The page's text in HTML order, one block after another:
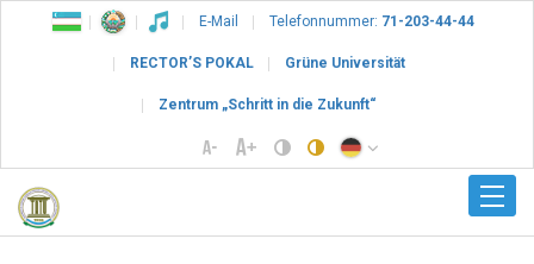
E-Mail Telefonnummer: 71-203-44-44
RECTOR’S POKAL Grüne Universität
Zentrum „Schritt in die Zukunft“